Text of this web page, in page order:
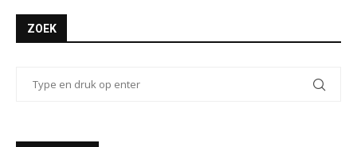
ZOEK